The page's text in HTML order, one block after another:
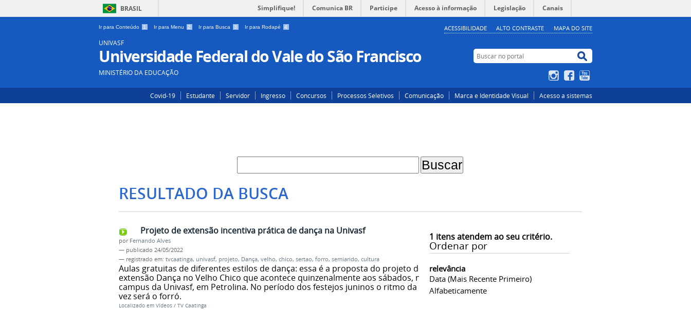
BRASIL Simplifique! Comunica BR Participe Acesso à informação Legislação Canais
Ir para Conteúdo 1 Ir para Menu 2 Ir para Busca 3 Ir para Rodapé 4 ACESSIBILIDADE ALTO CONTRASTE MAPA DO SITE
UNIVASF
Universidade Federal do Vale do São Francisco
MINISTÉRIO DA EDUCAÇÃO
Buscar no portal
Buscar no portal
InstagramFacebook
Covid-19 Estudante Servidor Ingresso Concursos Processos Seletivos Comunicação Marca e Identidade Visual Acesso a sistemas
RESULTADO DA BUSCA
1 itens atendem ao seu critério.
Ordenar por
relevância
Data (mais Recente Primeiro)
Alfabeticamente
Projeto de extensão incentiva prática de dança na Univasf
por Fernando Alves
— publicado 24/05/2022
— registrado em: tvcaatinga, univasf, projeto, Dança, velho, chico, sertao, forro, semiarido, cultura
Aulas gratuitas de diferentes estilos de dança: essa é a proposta do projeto de
extensão Dança no Velho Chico que acontece quinzenalmente aos sábados, no
campus da Univasf, em Petrolina. No período dos festejos juninos o ritmo da
vez será o forró.
Localizado em Vídeos / TV Caatinga